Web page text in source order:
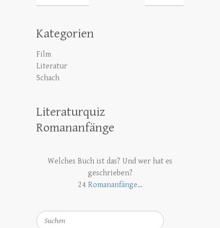
Kategorien
Film
Literatur
Schach
Literaturquiz
Romananfänge
Welches Buch ist das? Und wer hat es
geschrieben?
24 Romananfänge…
Suchen